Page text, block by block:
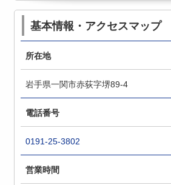
基本情報・アクセスマップ
所在地
岩手県一関市赤荻字堺89-4
電話番号
0191-25-3802
営業時間